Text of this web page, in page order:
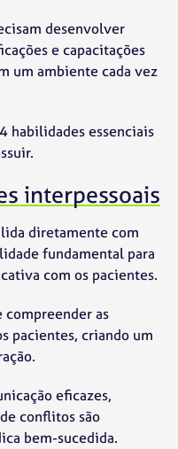
desenvolver
e capacitações
um ambiente cada vez
4 habilidades essenciais
interpessoais
diretamente com
fundamental para
com os pacientes.
compreender as
pacientes, criando um
eficazes,
conflitos são
bem-sucedida.